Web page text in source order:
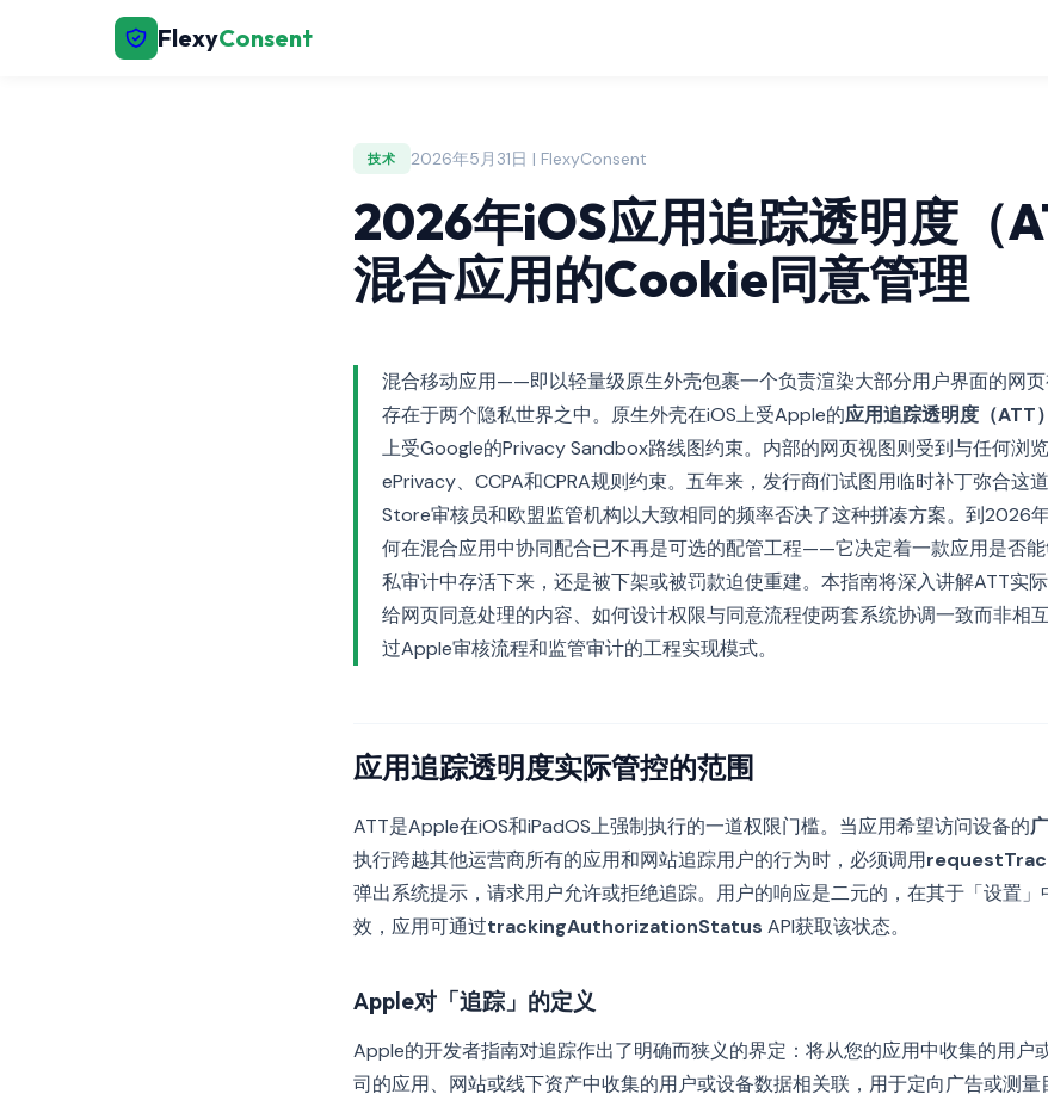
FlexyConsent
技术 2026年5月31日 | FlexyConsent
2026年iOS应用追踪透明度（
混合应用的Cookie同意管理
混合移动应用——即以轻量级原生外壳包裹一个负责渲染大部分用户界面的网
存在于两个隐私世界之中。原生外壳在iOS上受Apple的应用追踪透明度（ATT）
上受Google的Privacy Sandbox路线图约束。内部的网页视图则受到与任何浏览
ePrivacy、CCPA和CPRA规则约束。五年来，发行商们试图用临时补丁弥合这
Store审核员和欧盟监管机构以大致相同的频率否决了这种拼凑方案。到2026
何在混合应用中协同配合已不再是可选的配管工程——它决定着一款应用是否
私审计中存活下来，还是被下架或被罚款迫使重建。本指南将深入讲解ATT实
给网页同意处理的内容、如何设计权限与同意流程使两套系统协调一致而非相
过Apple审核流程和监管审计的工程实现模式。
应用追踪透明度实际管控的范围
ATT是Apple在iOS和iPadOS上强制执行的一道权限门槛。当应用希望访问设备的
执行跨越其他运营商所有的应用和网站追踪用户的行为时，必须调用
弹出系统提示，请求用户允许或拒绝追踪。用户的响应是二元的，在其于「设置
效，应用可通过trackingAuthorizationStatus API获取该状态。
Apple对「追踪」的定义
Apple的开发者指南对追踪作出了明确而狭义的界定：将从您的应用中收集的用户
司的应用、网站或线下资产中收集的用户或设备数据相关联，用于定向广告或测